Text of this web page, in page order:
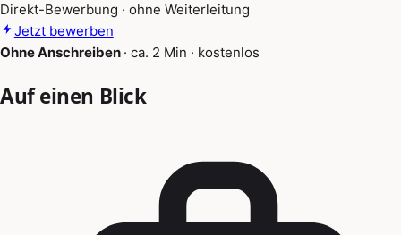
Direkt-Bewerbung · ohne Weiterleitung
Jetzt bewerben
Ohne Anschreiben · ca. 2 Min · kostenlos
Auf einen Blick